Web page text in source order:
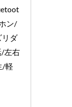
ン/
リダ
/左右
/軽